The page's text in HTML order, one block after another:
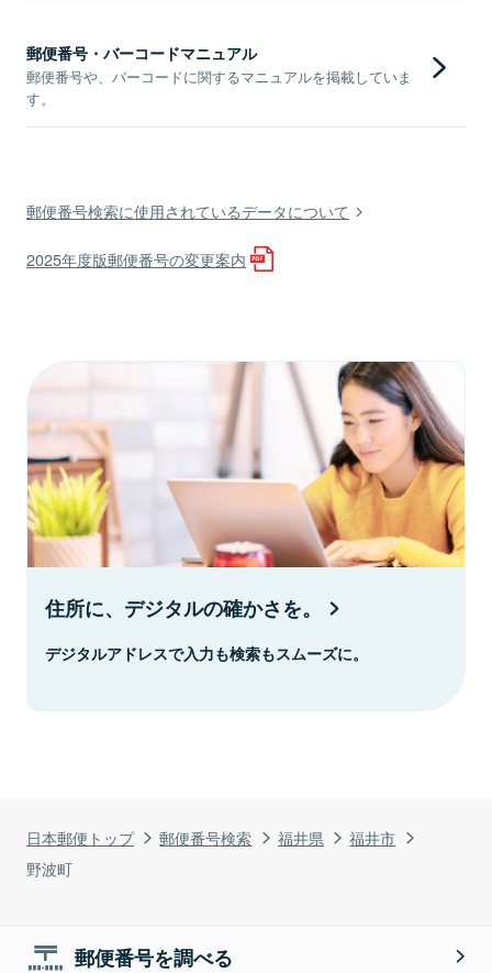
日本郵便トップ 郵便番号検索 福井県
福井市
野波町
郵便番号・バーコードマニュアル
郵便番号や、バーコードに関するマニュアルを掲載していま
す。
郵便番号検索に使用されているデータについて
2025年度版郵便番号の変更案内
住所に、デジタルの確かさを。
デジタルアドレスで入力も検索もスムーズに。
郵便番号を調べる